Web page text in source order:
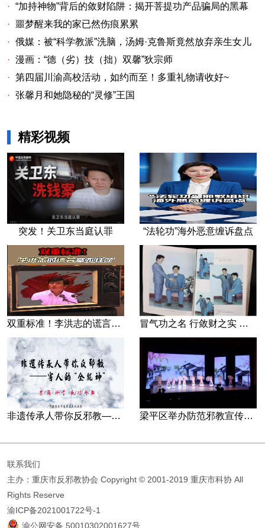
· “加持神物”背后的敛财陷阱：揭开菩提功产品骗局的黑幕
· 噩梦醒来我的家已然伤痕累累
· 俄媒：被“科学教派”洗脑，汤姆·克鲁斯竟然放弃亲生女儿
· 漫画：“德（劣）技（拙）双馨”狄宗师
· 第四届川渝高校活动，如约而至！多重礼物请收好~
· 张馨月和她隐秘的“灵修”王国
精彩视频
突发！关卫东当庭认罪 “法轮功”海外恶意缠诉盘点
双重标准！李洪志的谎言藏不住了 冒气功之名 行敛财之实 张宏堡义女“小倩”团伙覆灭记
非遗传承人带你反邪教—害人的“全能神” 梁平区举办防范邪教宣传专场文艺演出
联系我们
主办：重庆市反邪教协会 Copyright © 2001-2019 重庆市科协 All
Rights Reserve
渝ICP备2021001722号-1
渝公网安备 50010302001627号